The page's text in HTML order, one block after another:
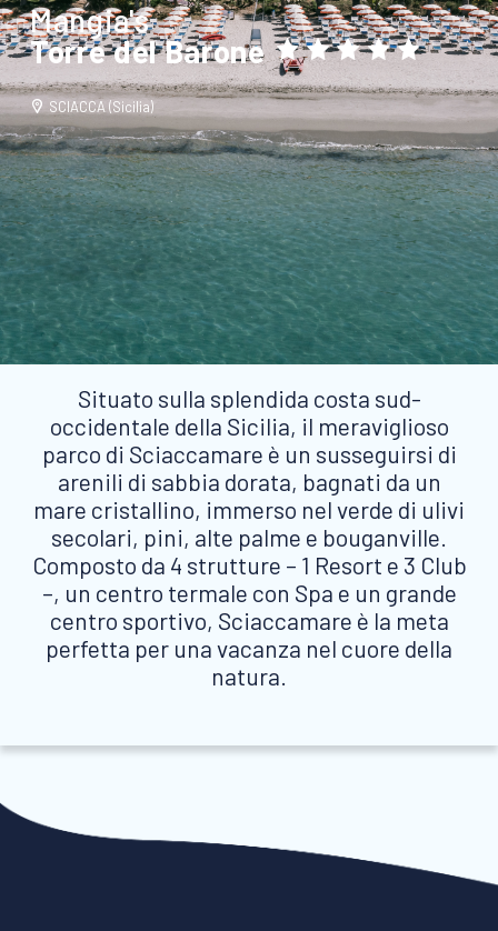
Mangia's
Torre del Barone
SCIACCA (Sicilia)
Situato sulla splendida costa sud-
occidentale della Sicilia, il meraviglioso
parco di Sciaccamare è un susseguirsi di
arenili di sabbia dorata, bagnati da un
mare cristallino, immerso nel verde di ulivi
secolari, pini, alte palme e bouganville.
Composto da 4 strutture – 1 Resort e 3 Club
–, un centro termale con Spa e un grande
centro sportivo, Sciaccamare è la meta
perfetta per una vacanza nel cuore della
natura.